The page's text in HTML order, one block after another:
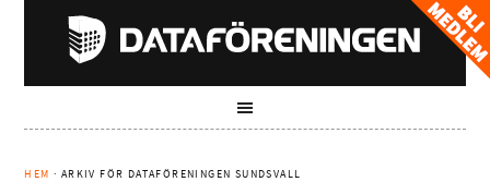
HEM · ARKIV FÖR DATAFÖRENINGEN SUNDSVALL